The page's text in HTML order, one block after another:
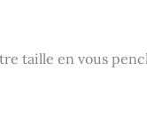
taille en vous